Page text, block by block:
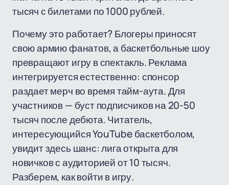
тысяч с билетами по 1000 рублей.
Почему это работает? Блогеры приносят
свою армию фанатов, а баскетбольные шоу
превращают игру в спектакль. Реклама
интегрируется естественно: спонсор
раздает мерч во время тайм-аута. Для
участников — буст подписчиков на 20-50
тысяч после дебюта. Читатель,
интересующийся YouTube баскетболом,
увидит здесь шанс: лига открыта для
новичков с аудиторией от 10 тысяч.
Разберем, как войти в игру.